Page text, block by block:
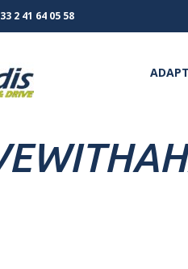
2 41 64 05 58